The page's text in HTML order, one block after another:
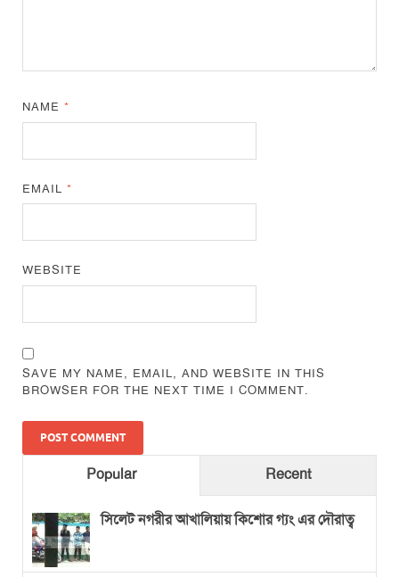
NAME*
EMAIL*
WEBSITE
SAVE MY NAME, EMAIL, AND WEBSITE IN THIS
BROWSER FOR THE NEXT TIME I COMMENT.
Popular Recent
সিলেট নগরীর আখালিয়ায় কিশোর গ্যং এর দৌরাত্ব